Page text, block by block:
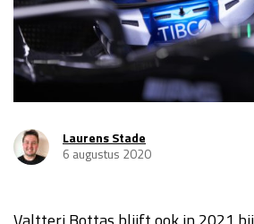
Race
GP VERENIGDE STATEN 2026
GP SÃO PAULO 2026
Laurens Stade
6 augustus 2020